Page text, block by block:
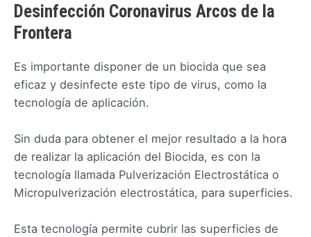
Desinfección Coronavirus Arcos de la
Frontera
Es importante disponer de un biocida que sea
eficaz y desinfecte este tipo de virus, como la
tecnología de aplicación.
Sin duda para obtener el mejor resultado a la hora
de realizar la aplicación del Biocida, es con la
tecnología llamada Pulverización Electrostática o
Micropulverización electrostática, para superficies.
Esta tecnología permite cubrir las superficies de